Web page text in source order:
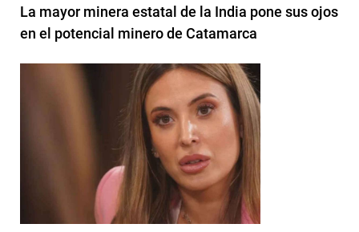
La mayor minera estatal de la India pone sus ojos
en el potencial minero de Catamarca